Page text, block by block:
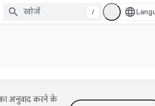
/
अनुवाद करने के